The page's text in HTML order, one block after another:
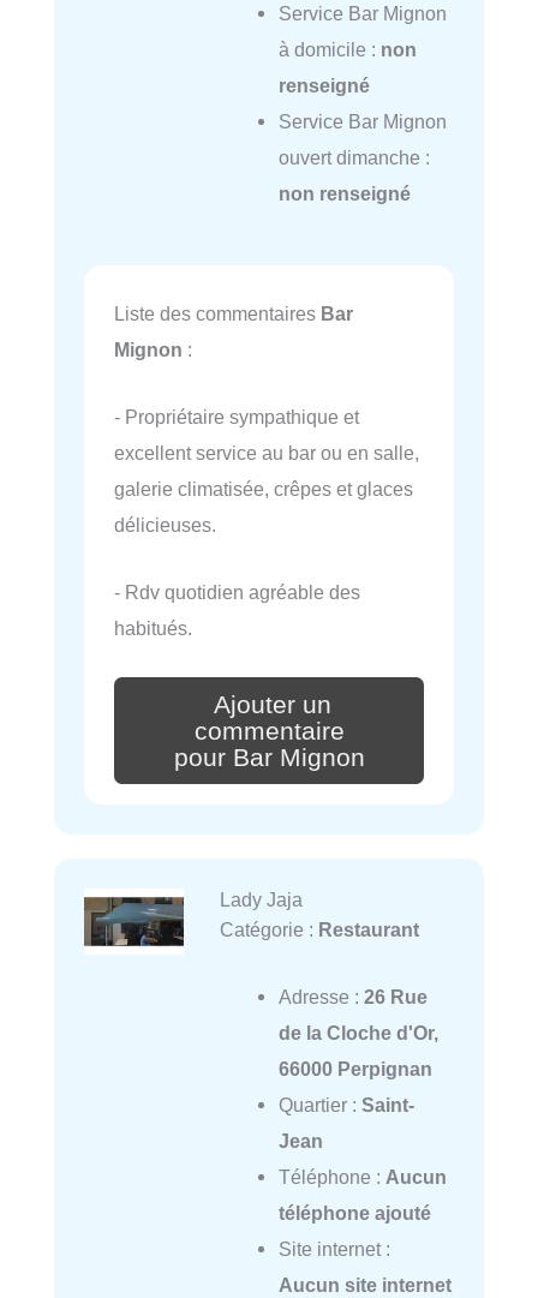
Service Bar Mignon
à domicile : non
renseigné
Service Bar Mignon
ouvert dimanche :
non renseigné
Liste des commentaires Bar
Mignon :
- Propriétaire sympathique et
excellent service au bar ou en salle,
galerie climatisée, crêpes et glaces
délicieuses.
- Rdv quotidien agréable des
habitués.
Ajouter un
commentaire
pour Bar Mignon
Lady Jaja
Catégorie : Restaurant
Adresse : 26 Rue
de la Cloche d'Or,
66000 Perpignan
Quartier : Saint-
Jean
Téléphone : Aucun
téléphone ajouté
Site internet :
Aucun site internet